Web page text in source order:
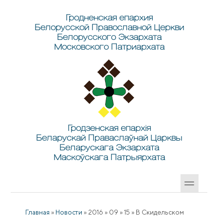
Гродненская епархия
Белорусской Православной Церкви
Белорусского Экзархата
Московского Патриархата
Гродзенская епархія
Беларускай Праваслаўнай Царквы
Беларускага Экзархата
Маскоўскага Патрыярхата
Главная » Новости » 2016 » 09 » 15 » В Скидельском